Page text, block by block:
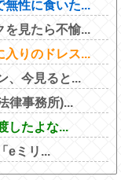
無性に食いた...
を見たら不愉...
入りのドレス...
、今見ると...
律事務所)...
したよな...
eミリ...